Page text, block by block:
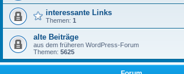
interessante Links
Themen: 1
alte Beiträge
aus dem früheren WordPress-Forum
Themen: 5625